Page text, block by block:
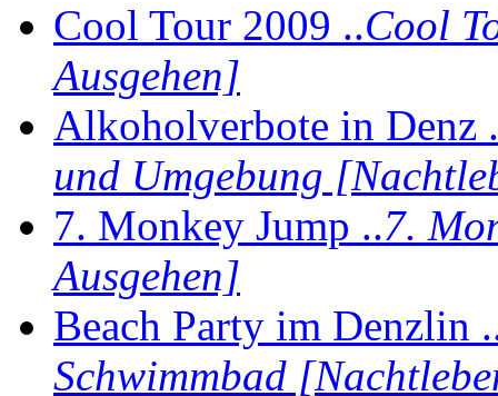
Cool Tour 2009 ..Cool
Ausgehen]
Alkoholverbote in Denz
und Umgebung
7. Monkey Jump ..7.
Ausgehen]
Beach Party im Denzlin
Schwimmbad